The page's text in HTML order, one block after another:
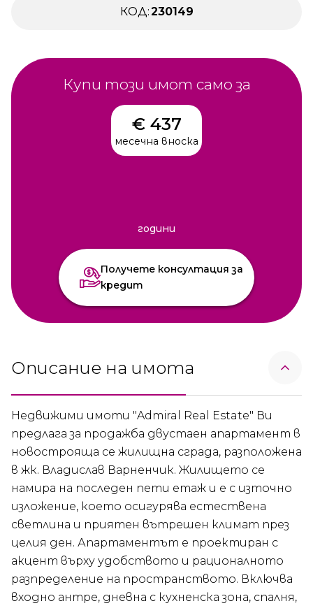
КОД:230149
Купи този имот само за
€ 437
месечна вноска
години
Получете консултация за
кредит
Описание на имота
Недвижими имоти "Admiral Real Estate" Ви
предлага за продажба двустаен апартамент в
новострояща се жилищна сграда, разположена
в жк. Владислав Варненчик. Жилището се
намира на последен пети етаж и е с източно
изложение, което осигурява естествена
светлина и приятен вътрешен климат през
целия ден. Апартаментът е проектиран с
акцент върху удобството и рационалното
разпределение на пространството. Включва
входно антре, дневна с кухненска зона, спалня,